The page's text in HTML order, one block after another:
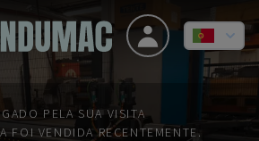
PELA SUA VISITA
FOI VENDIDA RECENTEMENTE.